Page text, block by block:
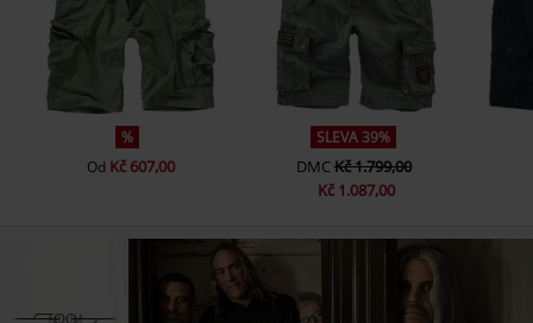
%
Od Kč 607,00
SLEVA 39%
DMCKč 1.799,00
Kč 1.087,00